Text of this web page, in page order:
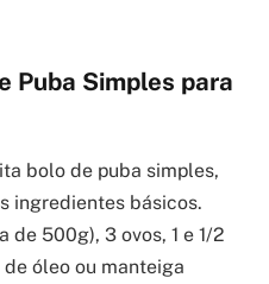
Puba Simples para
bolo de puba simples,
ingredientes básicos.
de 500g), 3 ovos, 1 e 1/2
óleo ou manteiga